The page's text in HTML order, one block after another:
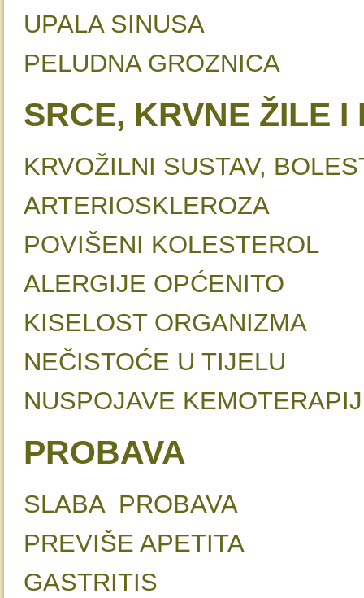
UPALA SINUSA
PELUDNA
SRCE, KRVNE ŽILE I
KRVOŽILNI SUSTAV,
POVIŠENI KOLESTEROL
ALERGIJE
KISELOST
NEČISTOĆE U
NUSPOJAVE
PROBAVA
SLABA PROBAVA
PREVIŠE